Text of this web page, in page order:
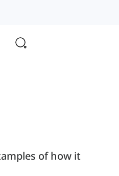
of how it